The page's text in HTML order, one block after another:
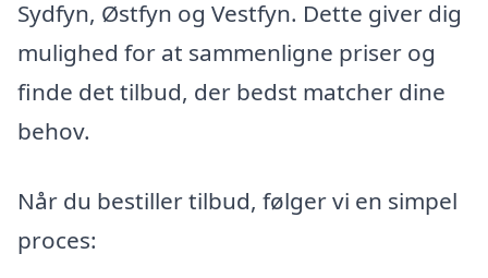
Sydfyn, Østfyn og Vestfyn. Dette giver dig
mulighed for at sammenligne priser og
finde det tilbud, der bedst matcher dine
behov.
Når du bestiller tilbud, følger vi en simpel
proces: